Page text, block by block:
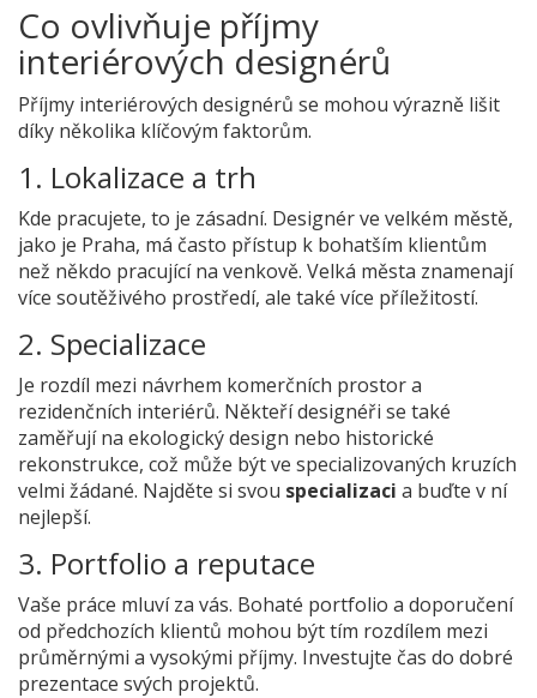
Co ovlivňuje příjmy
interiérových designérů
Příjmy interiérových designérů se mohou výrazně lišit
díky několika klíčovým faktorům.
1. Lokalizace a trh
Kde pracujete, to je zásadní. Designér ve velkém městě,
jako je Praha, má často přístup k bohatším klientům
než někdo pracující na venkově. Velká města znamenají
více soutěživého prostředí, ale také více příležitostí.
2. Specializace
Je rozdíl mezi návrhem komerčních prostor a
rezidenčních interiérů. Někteří designéři se také
zaměřují na ekologický design nebo historické
rekonstrukce, což může být ve specializovaných kruzích
velmi žádané. Najděte si svou specializaci a buďte v ní
nejlepší.
3. Portfolio a reputace
Vaše práce mluví za vás. Bohaté portfolio a doporučení
od předchozích klientů mohou být tím rozdílem mezi
průměrnými a vysokými příjmy. Investujte čas do dobré
prezentace svých projektů.